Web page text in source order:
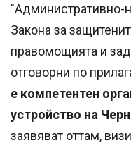
"Административно-
Закона за
правомощията и
отговорни по
е компетентен
устройство на
заявяват оттам,